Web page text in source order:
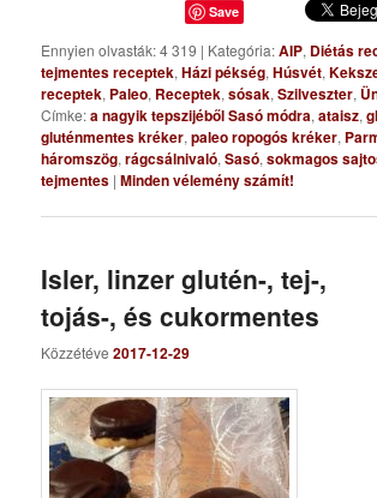
Save
Ennyien olvasták: 4 319 | Kategória:AIP, Diétás
tejmentes receptek,Házi pékség,Húsvét,
receptek, Paleo, Receptek,sósak,Szilveszter,
Címke:a nagyik tepszijéből Sasó módra,ataisz,
gluténmentes kréker,paleo ropogós kréker,
háromszög,rágcsálnivaló,Sasó,sokmagos
tejmentes |Minden vélemény számít!
Isler, linzer glutén-, tej-,
tojás-, és cukormentes
Közzétéve2017-12-29